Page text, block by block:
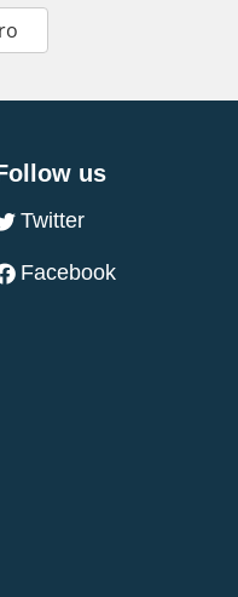
us
Twitter
Facebook